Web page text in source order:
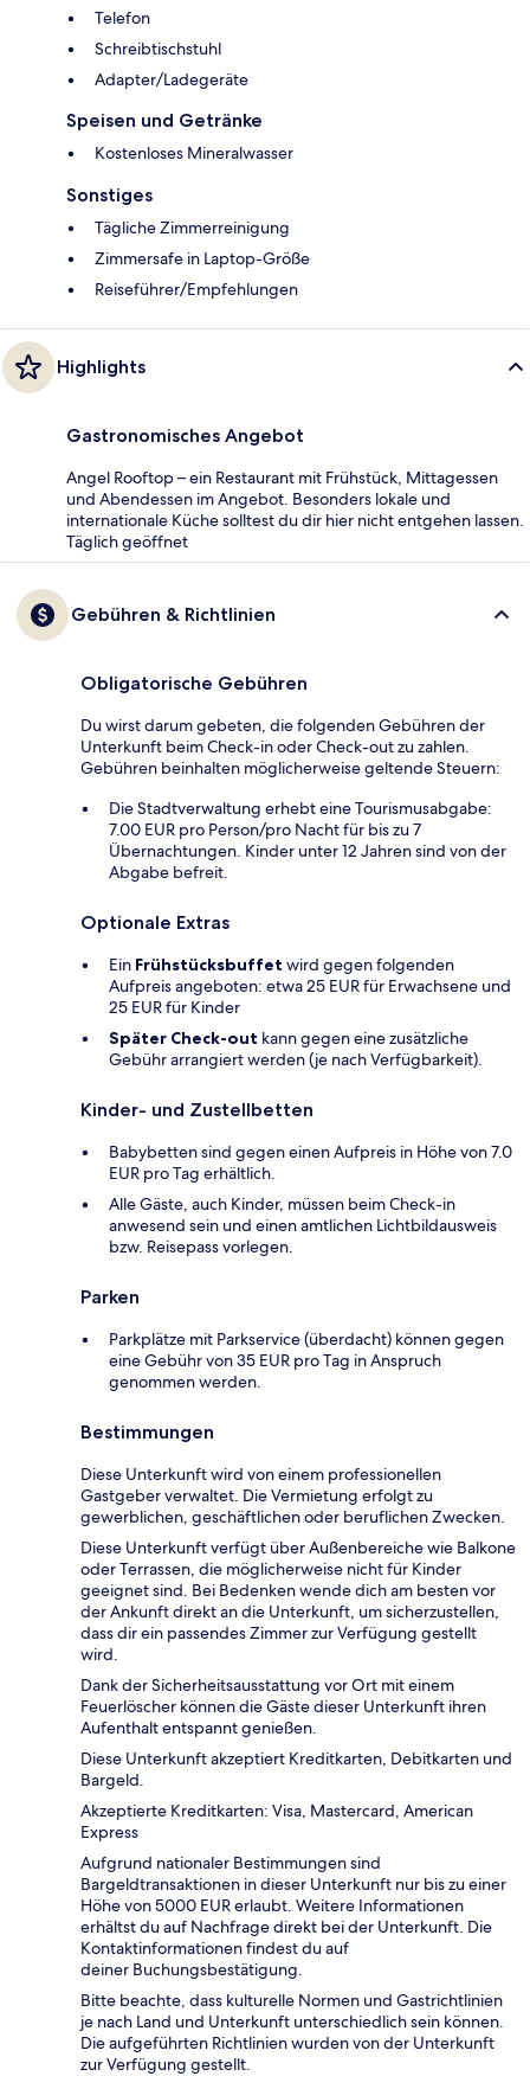
Telefon
Schreibtischstuhl
Adapter/Ladegeräte
Speisen und Getränke
Kostenloses Mineralwasser
Sonstiges
Tägliche Zimmerreinigung
Zimmersafe in Laptop-Größe
Reiseführer/Empfehlungen
Highlights
Gastronomisches Angebot
Angel Rooftop – ein Restaurant mit Frühstück, Mittagessen
und Abendessen im Angebot. Besonders lokale und
internationale Küche solltest du dir hier nicht entgehen lassen.
Täglich geöffnet
Gebühren & Richtlinien
Obligatorische Gebühren
Du wirst darum gebeten, die folgenden Gebühren der
Unterkunft beim Check-in oder Check-out zu zahlen.
Gebühren beinhalten möglicherweise geltende Steuern:
Die Stadtverwaltung erhebt eine Tourismusabgabe:
7.00 EUR pro Person/pro Nacht für bis zu 7
Übernachtungen. Kinder unter 12 Jahren sind von der
Abgabe befreit.
Optionale Extras
Ein Frühstücksbuffet wird gegen folgenden
Aufpreis angeboten: etwa 25 EUR für Erwachsene und
25 EUR für Kinder
Später Check-out kann gegen eine zusätzliche
Gebühr arrangiert werden (je nach Verfügbarkeit).
Kinder- und Zustellbetten
Babybetten sind gegen einen Aufpreis in Höhe von 7.0
EUR pro Tag erhältlich.
Alle Gäste, auch Kinder, müssen beim Check-in
anwesend sein und einen amtlichen Lichtbildausweis
bzw. Reisepass vorlegen.
Parken
Parkplätze mit Parkservice (überdacht) können gegen
eine Gebühr von 35 EUR pro Tag in Anspruch
genommen werden.
Bestimmungen
Diese Unterkunft wird von einem professionellen
Gastgeber verwaltet. Die Vermietung erfolgt zu
gewerblichen, geschäftlichen oder beruflichen Zwecken.
Diese Unterkunft verfügt über Außenbereiche wie Balkone
oder Terrassen, die möglicherweise nicht für Kinder
geeignet sind. Bei Bedenken wende dich am besten vor
der Ankunft direkt an die Unterkunft, um sicherzustellen,
dass dir ein passendes Zimmer zur Verfügung gestellt
wird.
Dank der Sicherheitsausstattung vor Ort mit einem
Feuerlöscher können die Gäste dieser Unterkunft ihren
Aufenthalt entspannt genießen.
Diese Unterkunft akzeptiert Kreditkarten, Debitkarten und
Bargeld.
Akzeptierte Kreditkarten: Visa, Mastercard, American
Express
Aufgrund nationaler Bestimmungen sind
Bargeldtransaktionen in dieser Unterkunft nur bis zu einer
Höhe von 5000 EUR erlaubt. Weitere Informationen
erhältst du auf Nachfrage direkt bei der Unterkunft. Die
Kontaktinformationen findest du auf
deiner Buchungsbestätigung.
Bitte beachte, dass kulturelle Normen und Gastrichtlinien
je nach Land und Unterkunft unterschiedlich sein können.
Die aufgeführten Richtlinien wurden von der Unterkunft
zur Verfügung gestellt.